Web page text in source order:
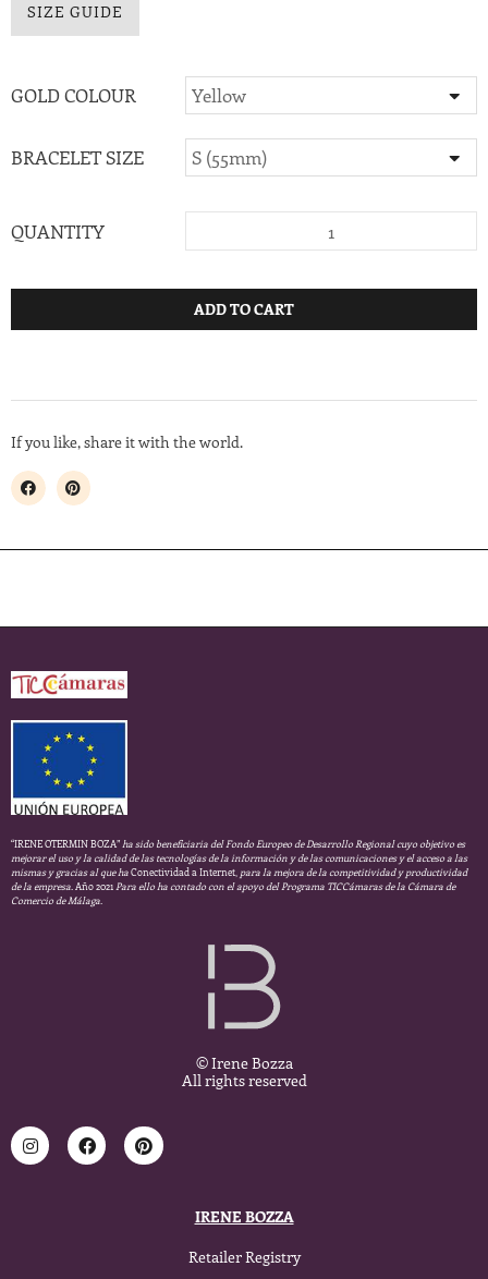
SIZE GUIDE
GOLD COLOUR
BRACELET SIZE
QUANTITY
ADD TO CART
If you like, share it with the world.
“IRENE OTERMIN BOZA” ha sido beneficiaria del Fondo Europeo de Desarrollo Regional cuyo objetivo es
mejorar el uso y la calidad de las tecnologías de la información y de las comunicaciones y el acceso a las
mismas y gracias al que haConectividad a Internet, para la mejora de la competitividad y productividad
de la empresa. Año 2021 Para ello ha contado con el apoyo del Programa TICCámaras de la Cámara de
Comercio de Málaga.
© Irene Bozza
All rights reserved
IRENE BOZZA
Retailer Registry